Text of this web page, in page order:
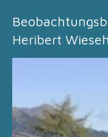
Heribert